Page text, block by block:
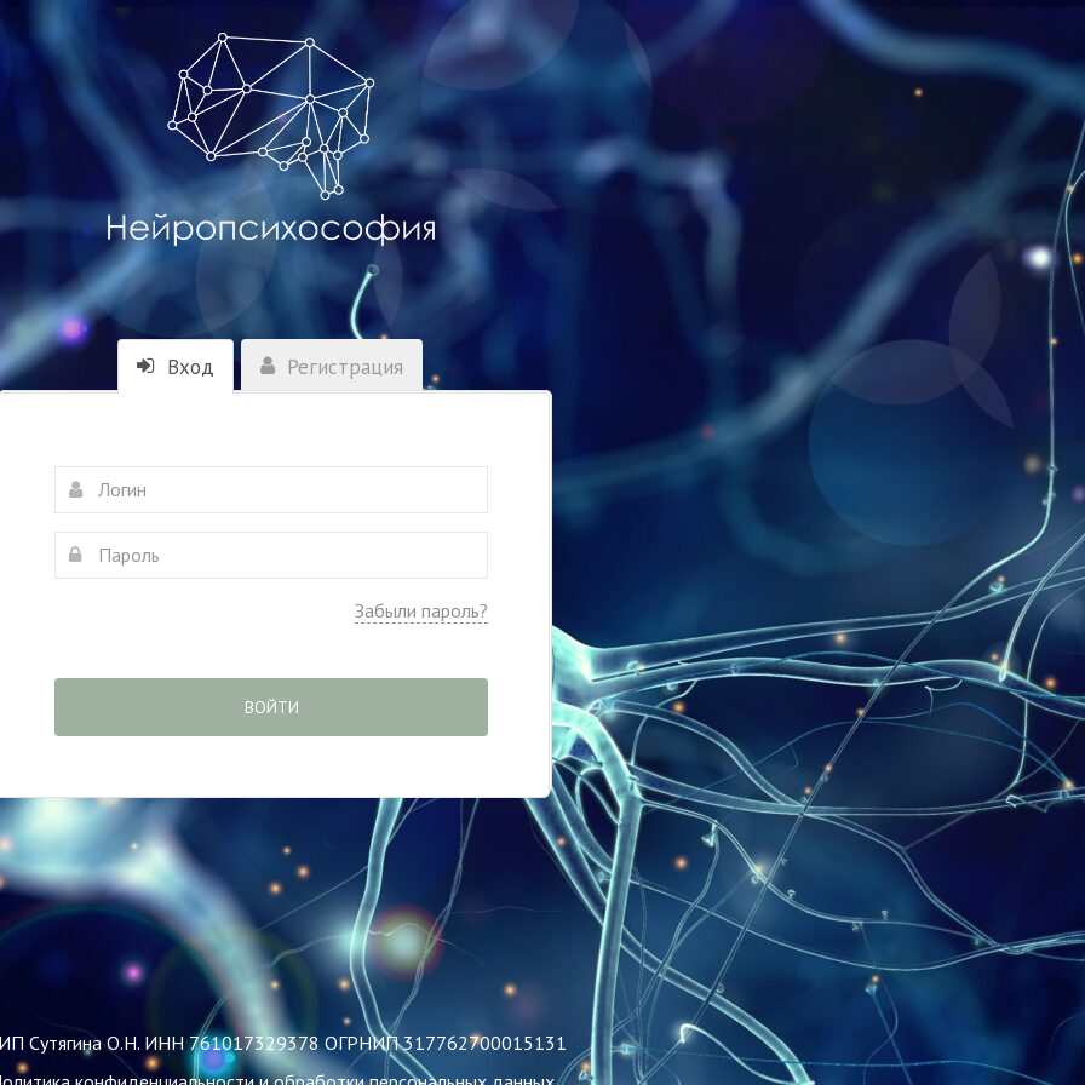
Вход Регистрация
Забыли пароль?
ВОЙТИ
Сутягина О.Н. ИНН 761017329378 ОГРНИП 317762700015131